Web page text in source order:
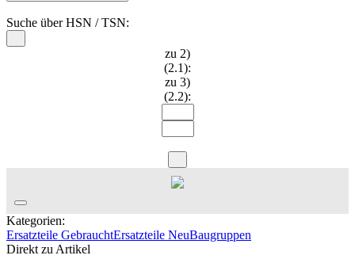
Suche über HSN / TSN:
zu 2)
(2.1):
zu 3)
(2.2):
Kategorien:
Ersatzteile GebrauchtErsatzteile NeuBaugruppen
Direkt zu Artikel